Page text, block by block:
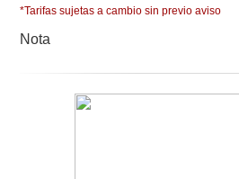
*Tarifas sujetas a cambio sin previo aviso
Nota